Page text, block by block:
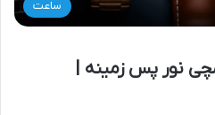
ساعت
نور پس زمینه |